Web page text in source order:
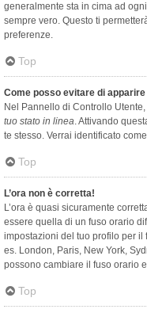
generalmente sta in cima ad
sempre vero. Questo ti
preferenze.
Top
Come posso evitare di
Nel Pannello di Controllo Utente,
tuo stato in linea. Attivando
te stesso. Verrai identificato
Top
L’ora non è corretta!
L’ora è quasi sicuramente
essere quella di un fuso orario
impostazioni del tuo profilo per
es. London, Paris, New York,
possono cambiare il fuso orario
Top